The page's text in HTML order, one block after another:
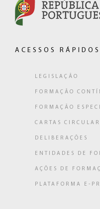
ACESSOS RÁPIDOS
LEGISLAÇÃO
FORMAÇÃO
FORMAÇÃO
CARTAS
DELIBERAÇÕES
ENTIDADES DE
AÇÕES DE
PLATAFORMA E-